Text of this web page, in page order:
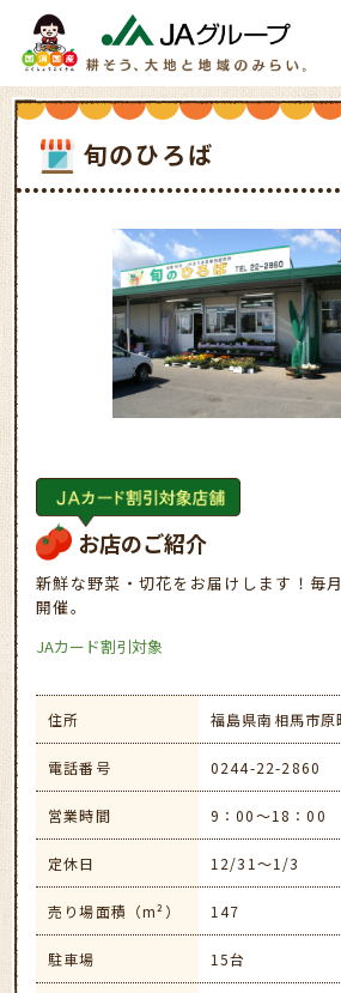
旬のひろば
お店のご紹介
新鮮な野菜・切花をお届けします！毎
開催。
JAカード割引対象
住所 福島県南相馬市
電話番号 0244-22-2860
営業時間 9：00～18：00
定休日 12/31～1/3
売り場面積（m²） 147
駐車場 15台